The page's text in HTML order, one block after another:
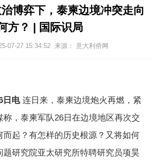
博弈下，泰柬边境冲突走向
方？ | 国际识局
07-27 15:34:52 来源： 意大利侨网
日电连日来，泰柬边境炮火再燃，紧
称，泰柬军队26日在边境地区再次交
而起？有怎样的历史根源？又将如何
题研究院亚太研究所特聘研究员项昊